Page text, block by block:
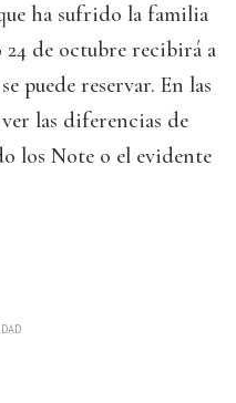
ha sufrido la familia
24 de octubre recibirá a
puede reservar. En las
las diferencias de
los Note o el evidente